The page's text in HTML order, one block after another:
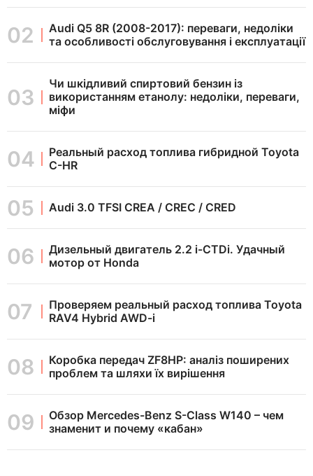
Audi Q5 8R (2008-2017): переваги, недоліки
та особливості обслуговування і експлуатації
Чи шкідливий спиртовий бензин із
використанням етанолу: недоліки, переваги,
міфи
Реальный расход топлива гибридной Toyota
C-HR
Audi 3.0 TFSI CREA / CREC / CRED
Дизельный двигатель 2.2 i-CTDi. Удачный
мотор от Honda
Проверяем реальный расход топлива Toyota
RAV4 Hybrid AWD-i
Коробка передач ZF8HP: аналіз поширених
проблем та шляхи їх вирішення
Обзор Mercedes-Benz S-Class W140 – чем
знаменит и почему «кабан»